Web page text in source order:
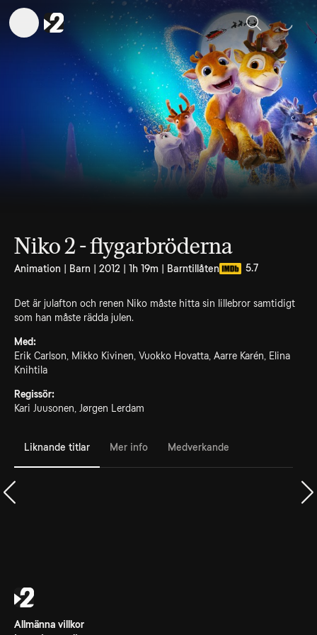
Sök
Niko 2 - flygarbröderna
Animation | Barn | 2012 | 1h 19m | Barntillåten 5.7
Det är julafton och renen Niko måste hitta sin lillebror samtidigt
som han måste rädda julen.
Med:
Erik Carlson, Mikko Kivinen, Vuokko Hovatta, Aarre Karén, Elina
Knihtila
Regissör:
Kari Juusonen, Jørgen Lerdam
Liknande titlar Mer info Medverkande
Allmänna villkor